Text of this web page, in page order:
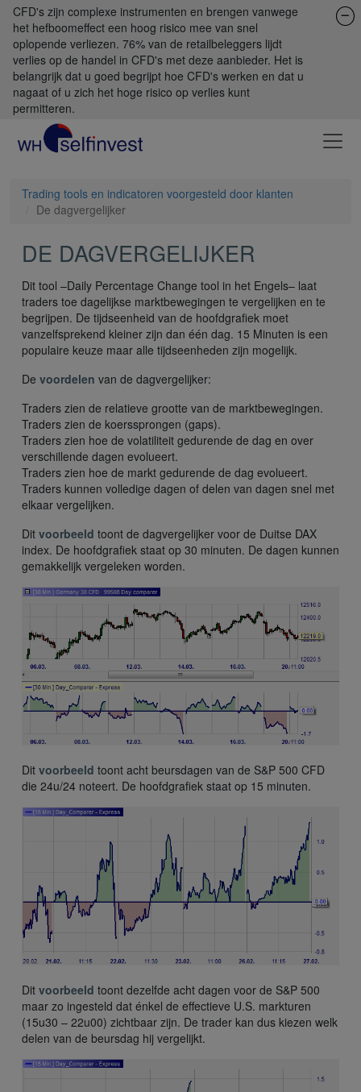
CFD's zijn complexe instrumenten en brengen vanwege
het hefboomeffect een hoog risico mee van snel
oplopende verliezen. 76% van de retailbeleggers lijdt
verlies op de handel in CFD's met deze aanbieder. Het is
belangrijk dat u goed begrijpt hoe CFD's werken en dat u
nagaat of u zich het hoge risico op verlies kunt
permitteren.
Trading tools en indicatoren voorgesteld door klanten
De dagvergelijker
DE DAGVERGELIJKER
Dit tool –Daily Percentage Change tool in het Engels– laat
traders toe dagelijkse marktbewegingen te vergelijken en te
begrijpen. De tijdseenheid van de hoofdgrafiek moet
vanzelfsprekend kleiner zijn dan één dag. 15 Minuten is een
populaire keuze maar alle tijdseenheden zijn mogelijk.
De voordelen van de dagvergelijker:
Traders zien de relatieve grootte van de marktbewegingen.
Traders zien de koerssprongen (gaps).
Traders zien hoe de volatiliteit gedurende de dag en over
verschillende dagen evolueert.
Traders zien hoe de markt gedurende de dag evolueert.
Traders kunnen volledige dagen of delen van dagen snel met
elkaar vergelijken.
Dit voorbeeld toont de dagvergelijker voor de Duitse DAX
index. De hoofdgrafiek staat op 30 minuten. De dagen kunnen
gemakkelijk vergeleken worden.
Dit voorbeeld toont acht beursdagen van de S&P 500 CFD
die 24u/24 noteert. De hoofdgrafiek staat op 15 minuten.
Dit voorbeeld toont dezelfde acht dagen voor de S&P 500
maar zo ingesteld dat énkel de effectieve U.S. markturen
(15u30 – 22u00) zichtbaar zijn. De trader kan dus kiezen welk
delen van de beursdag hij vergelijkt.